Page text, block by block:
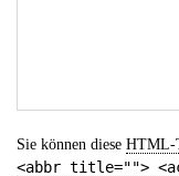
Sie können diese HTML-
<abbr title="">